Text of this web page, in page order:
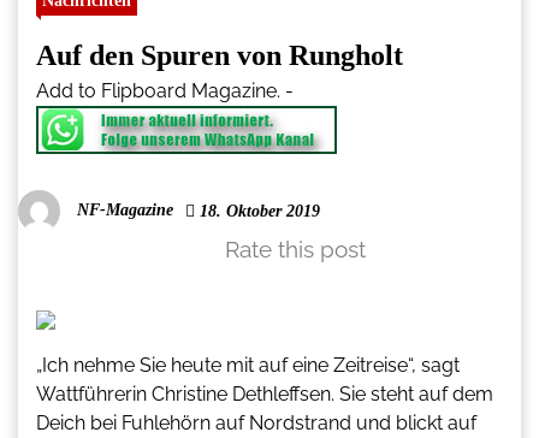
Auf den Spuren von Rungholt
Add to Flipboard Magazine. -
NF-Magazine 18. Oktober 2019
Rate this post
„Ich nehme Sie heute mit auf eine Zeitreise“, sagt
Wattführerin Christine Dethleffsen. Sie steht auf dem
Deich bei Fuhlehörn auf Nordstrand und blickt auf